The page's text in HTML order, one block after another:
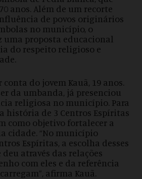
anos. Além de um recorte
de povos originários
no município, o
proposta educacional
do respeito religioso e
do jovem Kauã, 19 anos.
da umbanda, já presenciou
religiosa no município. Para
história de 3 Centros Espíritas
como objetivo fortalecer a
cidade. “No município
Espíritas, a escolha desses
através das relações
com eles e da referência
afirma Kauã.